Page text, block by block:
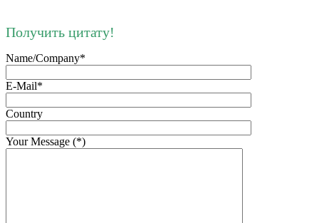
Получить цитату!
Name/Company*
E-Mail*
Country
Your Message (*)